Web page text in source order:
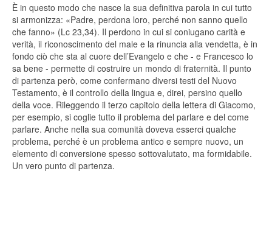
È in questo modo che nasce la sua definitiva parola in cui tutto
si armonizza: «Padre, perdona loro, perché non sanno quello
che fanno» (Lc 23,34). Il perdono in cui si coniugano carità e
verità, il riconoscimento del male e la rinuncia alla vendetta, è in
fondo ciò che sta al cuore dell’Evangelo e che - e Francesco lo
sa bene - permette di costruire un mondo di fraternità. Il punto
di partenza però, come confermano diversi testi del Nuovo
Testamento, è il controllo della lingua e, direi, persino quello
della voce. Rileggendo il terzo capitolo della lettera di Giacomo,
per esempio, si coglie tutto il problema del parlare e del come
parlare. Anche nella sua comunità doveva esserci qualche
problema, perché è un problema antico e sempre nuovo, un
elemento di conversione spesso sottovalutato, ma formidabile.
Un vero punto di partenza.